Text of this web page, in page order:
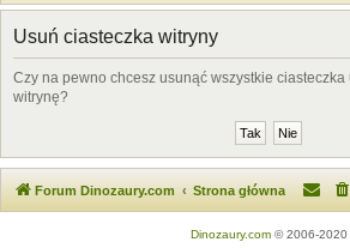
Usuń ciasteczka witryny
Czy na pewno chcesz usunąć wszystkie ciasteczka
witrynę?
Forum Dinozaury.com Strona główna
Dinozaury.com© 2006-2020